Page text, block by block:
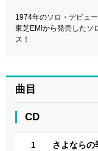
1974年のソロ・デビュ
東芝EMIから発売したソ
ス！
曲目
CD
1 さよならの